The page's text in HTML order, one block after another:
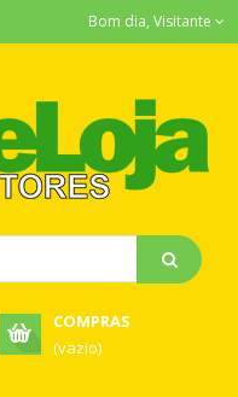
Bom dia, Visitante
COMPRAS
(vazio)